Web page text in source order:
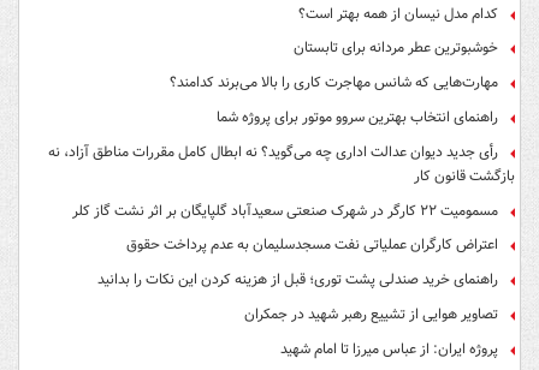
کدام مدل نیسان از همه بهتر است؟
خوشبوترین عطر مردانه برای تابستان
مهارت‌هایی که شانس مهاجرت کاری را بالا می‌برند کدامند؟
راهنمای انتخاب بهترین سروو موتور برای پروژه شما
رأی جدید دیوان عدالت اداری چه می‌گوید؟ نه ابطال کامل مقررات مناطق آزاد، نه
بازگشت قانون کار
مسمومیت ۲۲ کارگر در شهرک صنعتی سعیدآباد گلپایگان بر اثر نشت گاز کلر
اعتراض کارگران عملیاتی نفت مسجدسلیمان به عدم پرداخت حقوق
راهنمای خرید صندلی پشت توری؛ قبل از هزینه کردن این نکات را بدانید
تصاویر هوایی از تشییع رهبر شهید در جمکران
پروژه ایران: از عباس میرزا تا امام شهید